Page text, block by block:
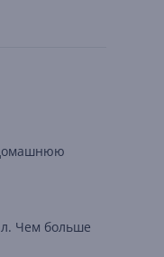
Чем больше